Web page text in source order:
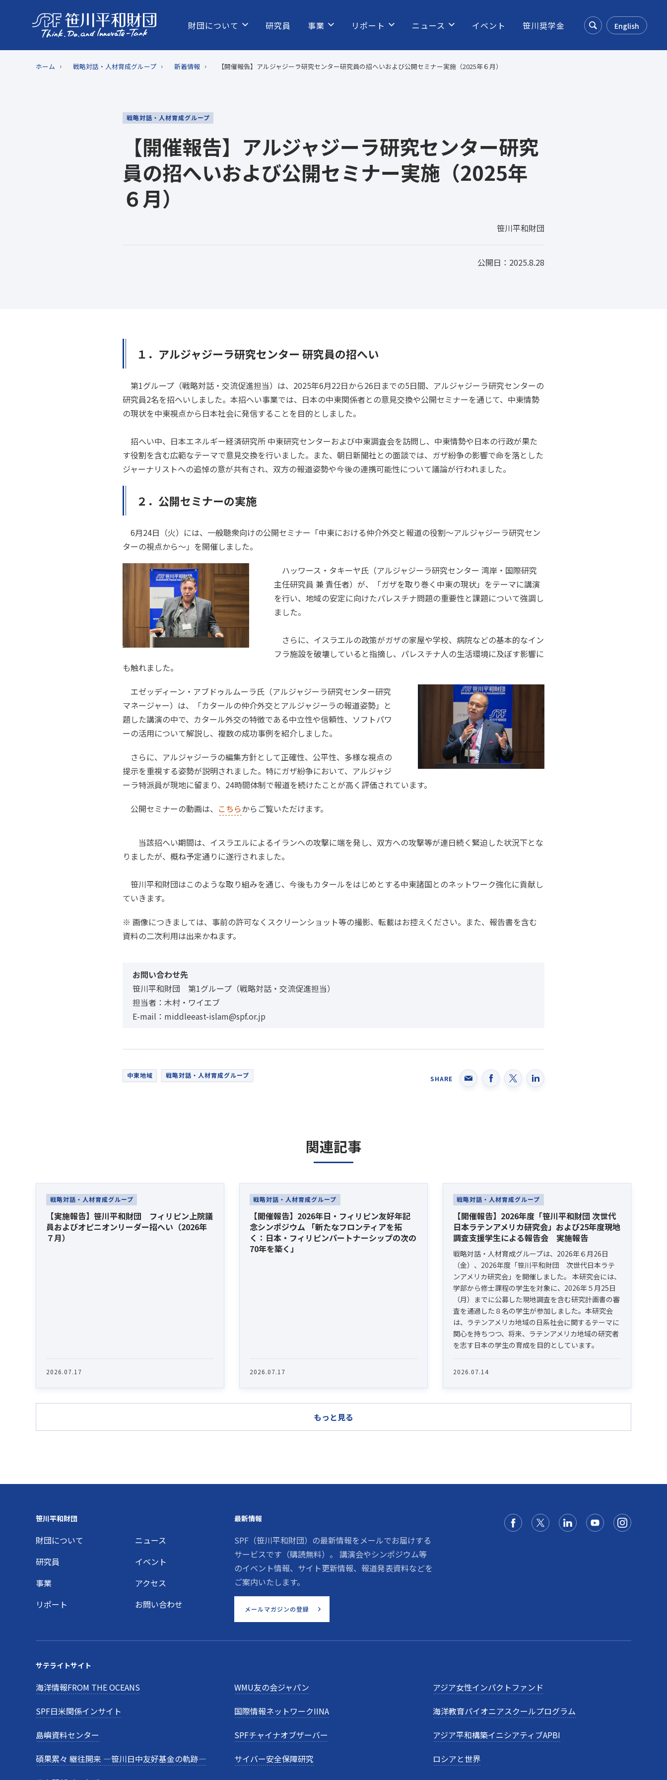
English
財団について 研究員 事業 リポート ニュース イベント 笹川奨学金
ホーム 戦略対話・人材育成グループ 新着情報 【開催報告】アルジャジーラ研究センター研究員の招へいおよび公開セミナー実施（2025年６月）
戦略対話・人材育成グループ
【開催報告】アルジャジーラ研究センター研究
員の招へいおよび公開セミナー実施（2025年
６月）
笹川平和財団
公開日：2025.8.28
１．アルジャジーラ研究センター 研究員の招へい
第1グループ（戦略対話・交流促進担当）は、2025年6月22日から26日までの5日間、アルジャジーラ研究センターの
研究員2名を招へいしました。本招へい事業では、日本の中東関係者との意見交換や公開セミナーを通じて、中東情勢
の現状を中東視点から日本社会に発信することを目的としました。
招へい中、日本エネルギー経済研究所 中東研究センターおよび中東調査会を訪問し、中東情勢や日本の行政が果た
す役割を含む広範なテーマで意見交換を行いました。また、朝日新聞社との面談では、ガザ紛争の影響で命を落とした
ジャーナリストへの追悼の意が共有され、双方の報道姿勢や今後の連携可能性について議論が行われました。
２．公開セミナーの実施
6月24日（火）には、一般聴衆向けの公開セミナー「中東における仲介外交と報道の役割～アルジャジーラ研究セン
ターの視点から～」を開催しました。
ハッワース・タキーヤ氏（アルジャジーラ研究センター 湾岸・国際研究
主任研究員 兼 責任者）が、「ガザを取り巻く中東の現状」をテーマに講演
を行い、地域の安定に向けたパレスチナ問題の重要性と課題について強調し
ました。
さらに、イスラエルの政策がガザの家屋や学校、病院などの基本的なイン
フラ施設を破壊していると指摘し、パレスチナ人の生活環境に及ぼす影響に
も触れました。
エゼッディーン・アブドゥルムーラ氏（アルジャジーラ研究センター研究
マネージャー）は、「カタールの仲介外交とアルジャジーラの報道姿勢」と
題した講演の中で、カタール外交の特徴である中立性や信頼性、ソフトパワ
ーの活用について解説し、複数の成功事例を紹介しました。
さらに、アルジャジーラの編集方針として正確性、公平性、多様な視点の
提示を重視する姿勢が説明されました。特にガザ紛争において、アルジャジ
ーラ特派員が現地に留まり、24時間体制で報道を続けたことが高く評価されています。
公開セミナーの動画は、 こちらからご覧いただけます。
当該招へい期間は、イスラエルによるイランへの攻撃に端を発し、双方への攻撃等が連日続く緊迫した状況下とな
りましたが、概ね予定通りに遂行されました。
笹川平和財団はこのような取り組みを通じ、今後もカタールをはじめとする中東諸国とのネットワーク強化に貢献し
ていきます。
※ 画像につきましては、事前の許可なくスクリーンショット等の撮影、転載はお控えください。また、報告書を含む
資料の二次利用は出来かねます。
お問い合わせ先
笹川平和財団 第1グループ（戦略対話・交流促進担当）
担当者：木村・ワイエブ
E-mail：middleeast-islam@spf.or.jp
中東地域 戦略対話・人材育成グループ SHARE
関連記事
Latest News
戦略対話・人材育成グループ
【実施報告】笹川平和財団 フィリピン上院議
員およびオピニオンリーダー招へい（2026年
７月）
2026.07.17
戦略対話・人材育成グループ
【開催報告】2026年日・フィリピン友好年記
念シンポジウム 「新たなフロンティアを拓
く：日本・フィリピンパートナーシップの次の
70年を築く」
2026.07.17
戦略対話・人材育成グループ
【開催報告】2026年度「笹川平和財団 次世代
日本ラテンアメリカ研究会」および25年度現地
調査支援学生による報告会 実施報告
戦略対話・人材育成グループは、2026年６月26日
（金）、2026年度「笹川平和財団 次世代日本ラテ
ンアメリカ研究会」を開催しました。 本研究会には、
学部から修士課程の学生を対象に、2026年５月25日
（月）までに公募した現地調査を含む研究計画書の審
査を通過した８名の学生が参加しました。本研究会
は、ラテンアメリカ地域の日系社会に関するテーマに
関心を持ちつつ、将来、ラテンアメリカ地域の研究者
を志す日本の学生の育成を目的としています。
2026.07.14
もっと見る
Footer
笹川平和財団
財団について
ニュース
研究員
イベント
事業
アクセス
リポート
お問い合わせ
最新情報
SPF（笹川平和財団）の最新情報をメールでお届けする
サービスです（購読無料）。 講演会やシンポジウム等
のイベント情報、サイト更新情報、報道発表資料などを
ご案内いたします。
メールマガジンの登録
サテライトサイト
海洋情報FROM THE OCEANS WMU友の会ジャパン
アジア女性インパクトファンド
SPF日米関係インサイト
国際情報ネットワークIINA
海洋教育パイオニアスクールプログラム
島嶼資料センター
SPFチャイナオブザーバー
アジア平和構築イニシアティブAPBI
碩果累々 継往開来 —笹川日中友好基金の軌跡—
サイバー安全保障研究
ロシアと世界